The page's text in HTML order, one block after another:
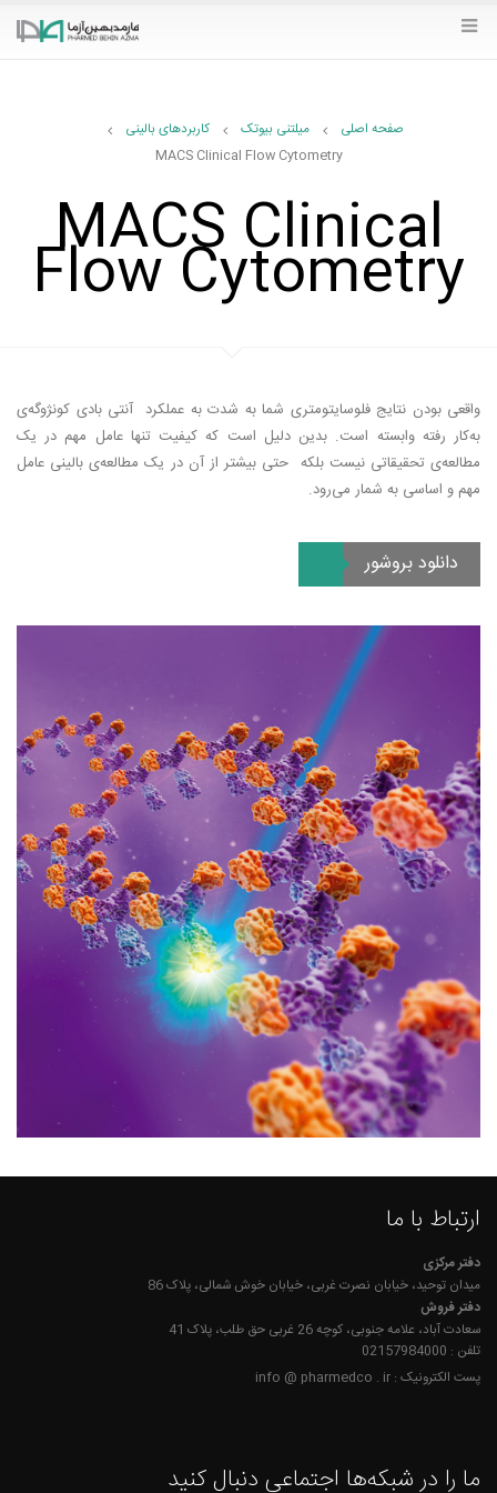
صفحه اصلی میلتنی بیوتک
کاربردهای بالینی
MACS Clinical Flow Cytometry
MACS Clinical
Flow Cytometry
واقعی بودن نتایج فلوسایتومتری شما به شدت به عملکرد آنتی بادی کونژوگه‌ی
به‌کار رفته وابسته است. بدین دلیل است که کیفیت تنها عامل مهم در یک
مطالعه‌ی تحقیقاتی نیست بلکه حتی بیشتر از آن در یک مطالعه‌ی بالینی عامل
مهم و اساسی به شمار می‌رود.
دانلود بروشور
ارتباط با ما
دفتر مرکزی
میدان توحید، خیابان نصرت غربی، خیابان خوش شمالی، پلاک 86
دفتر فروش
سعادت آباد، علامه جنوبی، کوچه 26 غربی حق طلب، پلاک 41
تلفن : 02157984000
پست الکترونیک : info @ pharmedco . ir
ما را در شبکه‌ها اجتماعی دنبال کنید